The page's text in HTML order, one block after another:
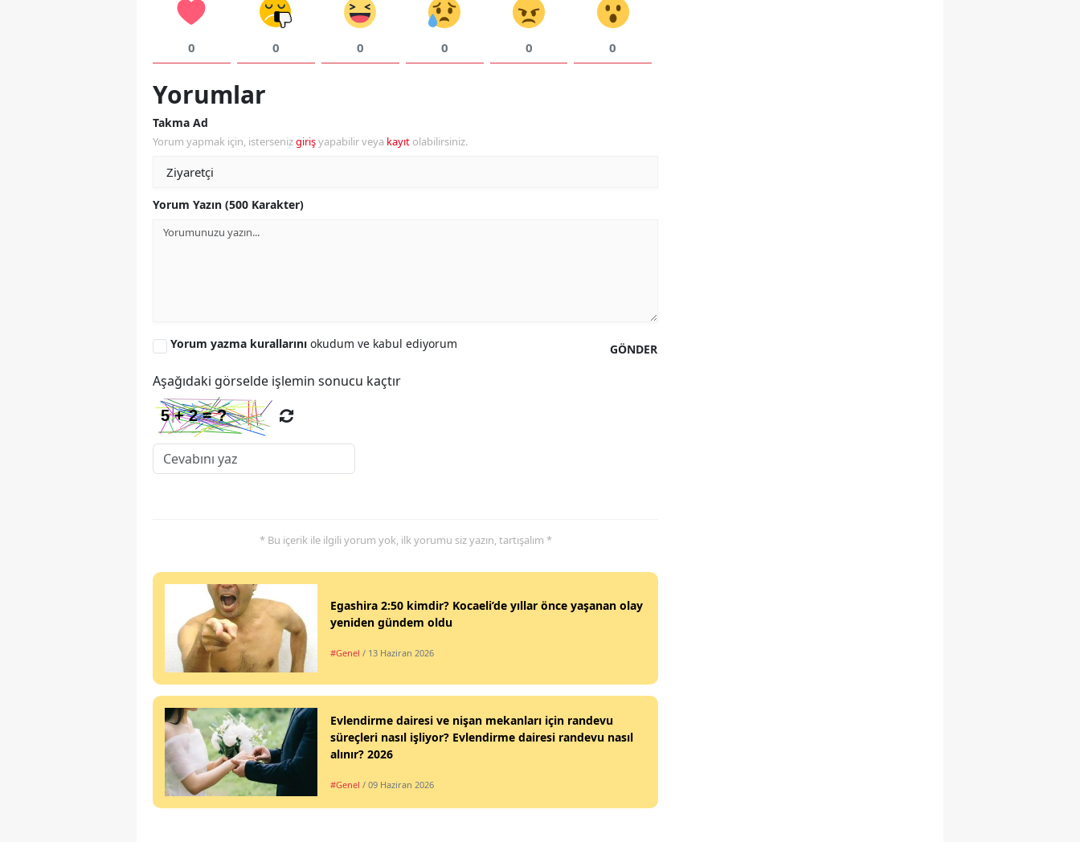
Tunceli
Kırıkkale
Batman
Osmaniye
0 0 0 0 0 0
Yorumlar
Takma Ad
Yorum yapmak için, istersenizgirişyapabilir veya kayıt olabilirsiniz.
Yorum Yazın (500 Karakter)
GÖNDER
Yorum yazma kurallarını okudum ve kabul ediyorum
Aşağıdaki görselde işlemin sonucu kaçtır
* Bu içerik ile ilgili yorum yok, ilk yorumu siz yazın, tartışalım *
Egashira 2:50 kimdir? Kocaeli’de yıllar önce yaşanan olay
yeniden gündem oldu
#Genel / 13 Haziran 2026
Evlendirme dairesi ve nişan mekanları için randevu
süreçleri nasıl işliyor? Evlendirme dairesi randevu nasıl
alınır? 2026
#Genel / 09 Haziran 2026